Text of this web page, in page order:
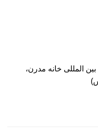
المللی خانه مدرن،